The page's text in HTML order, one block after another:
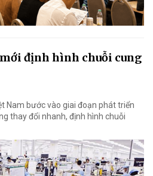
định hình chuỗi cung
Nam bước vào giai đoạn phát triển
thay đổi nhanh, định hình chuỗi